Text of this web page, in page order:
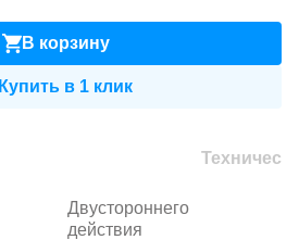
В корзину
Купить в 1 клик
Двустороннего
действия